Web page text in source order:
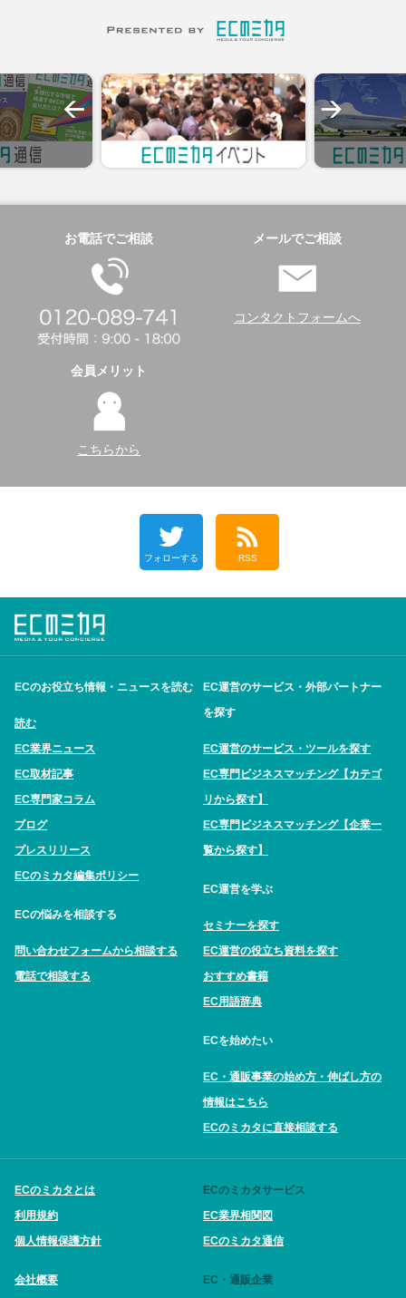
お電話でご相談 メールでご相談
コンタクトフォームへ
会員メリット
こちらから
フォローする RSS
ECのお役立ち情報・ニュースを読む
読む
EC業界ニュース
EC取材記事
EC専門家コラム
ブログ
プレスリリース
ECのミカタ編集ポリシー
ECの悩みを相談する
問い合わせフォームから相談する
電話で相談する
EC運営のサービス・外部パートナー
を探す
EC運営のサービス・ツールを探す
EC専門ビジネスマッチング【カテゴ
リから探す】
EC専門ビジネスマッチング【企業一
覧から探す】
EC運営を学ぶ
セミナーを探す
EC運営の役立ち資料を探す
おすすめ書籍
EC用語辞典
ECを始めたい
EC・通販事業の始め方・伸ばし方の
情報はこちら
ECのミカタに直接相談する
ECのミカタとは
利用規約
個人情報保護方針
会社概要
ECのミカタサービス
EC業界相関図
ECのミカタ通信
EC・通販企業